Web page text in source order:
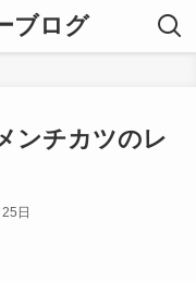
ブログ
ンチカツのレ
日